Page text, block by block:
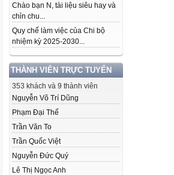
Chào bạn N, tài liệu siêu hay và
chỉn chu...
Quy chế làm việc của Chi bộ
nhiệm kỳ 2025-2030...
THÀNH VIÊN TRỰC TUYẾN
353 khách và 9 thành viên
Nguyễn Võ Trí Dũng
Phạm Đại Thế
Trần Văn To
Trần Quốc Việt
Nguyễn Đức Quý
Lê Thị Ngọc Anh